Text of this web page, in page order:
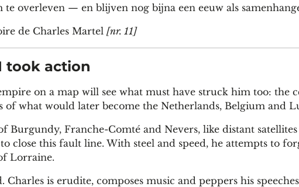
overleven — en blijven nog bijna een eeuw als
de Charles Martel [nr. 11]
took action
on a map will see what must have struck him too: the
what would later become the Netherlands, Belgium and
Burgundy, Franche-Comté and Nevers, like distant
close this fault line. With steel and speed, he attempts to
Lorraine.
Charles is erudite, composes music and peppers his